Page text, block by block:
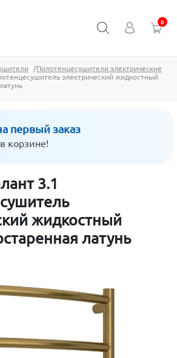
0
Полотенцесушители электрические
электрический жидкостный
первый заказ
корзине!
3.1
жидкостный
латунь